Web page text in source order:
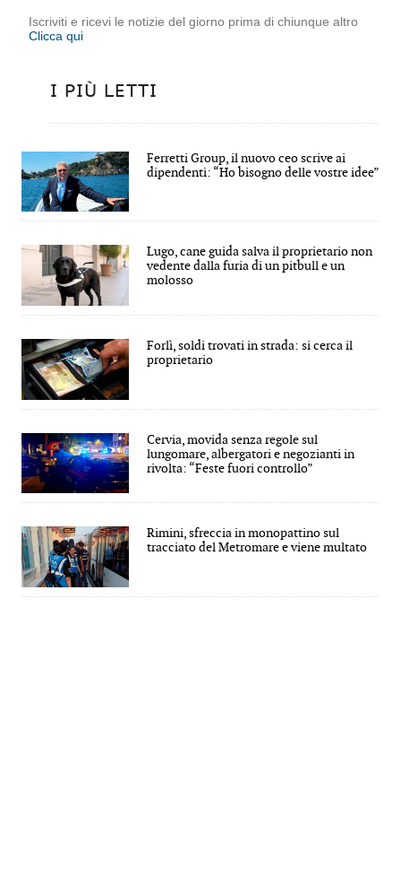
Iscriviti e ricevi le notizie del giorno prima di chiunque altro
Clicca qui
I PIÙ LETTI
Ferretti Group, il nuovo ceo scrive ai
dipendenti: “Ho bisogno delle vostre idee”
Lugo, cane guida salva il proprietario non
vedente dalla furia di un pitbull e un
molosso
Forlì, soldi trovati in strada: si cerca il
proprietario
Cervia, movida senza regole sul
lungomare, albergatori e negozianti in
rivolta: “Feste fuori controllo”
Rimini, sfreccia in monopattino sul
tracciato del Metromare e viene multato